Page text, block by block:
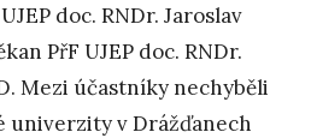
doc. RNDr. Jaroslav
PřF UJEP doc. RNDr.
Mezi účastníky nechyběli
univerzity v Drážďanech